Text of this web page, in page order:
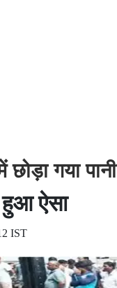
गया पानी
हुआ ऐसा
IST